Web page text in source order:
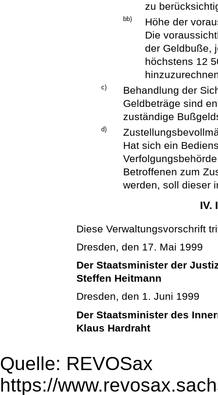
zu
bb)
Höhe der
Die
der Geldbuße,
höchstens 12
c)
Behandlung der
Geldbeträge sind
zuständige
d)
Hat sich ein
Betroffenen zum
werden, soll dieser
IV.
Diese Verwaltungsvorschrift
Dresden, den 17. Mai 1999
Der Staatsminister der
Steffen Heitmann
Dresden, den 1. Juni 1999
Der Staatsminister des
Klaus Hardraht
Quelle: REVOSax
https://